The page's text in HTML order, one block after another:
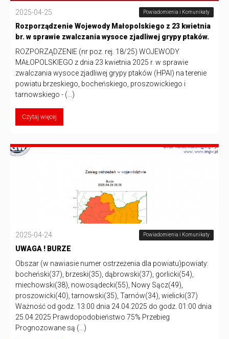
2025-04-25 Powiadomienia i Komunikaty
Rozporządzenie Wojewody Małopolskiego z 23 kwietnia
br. w sprawie zwalczania wysoce zjadliwej grypy ptaków.
ROZPORZĄDZENIE (nr poz. rej. 18/25) WOJEWODY
MAŁOPOLSKIEGO z dnia 23 kwietnia 2025 r. w sprawie
zwalczania wysoce zjadliwej grypy ptaków (HPAI) na terenie
powiatu brzeskiego, bocheńskiego, proszowickiego i
tarnowskiego - (...)
Czytaj więcej
2025-04-24 Powiadomienia i Komunikaty
UWAGA ! BURZE
Obszar (w nawiasie numer ostrzeżenia dla powiatu)powiaty:
bocheński(37), brzeski(35), dąbrowski(37), gorlicki(54),
miechowski(38), nowosądecki(55), Nowy Sącz(49),
proszowicki(40), tarnowski(35), Tarnów(34), wielicki(37)
Ważność od godz. 13:00 dnia 24.04.2025 do godz. 01:00 dnia
25.04.2025 Prawdopodobieństwo 75% Przebieg
Prognozowane są (...)